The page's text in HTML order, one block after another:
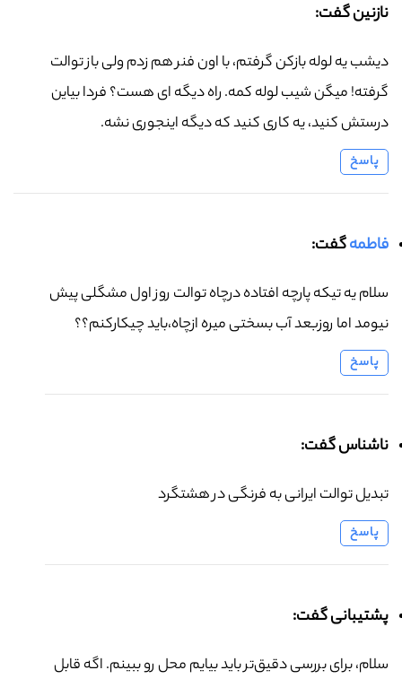
نازنین گفت:
دیشب یه لوله بازکن گرفتم، با اون فنر هم زدم ولی باز توالت
گرفته! میگن شیب لوله کمه. راه دیگه ای هست؟ فردا بیاین
درستش کنید، یه کاری کنید که دیگه اینجوری نشه.
پاسخ
فاطمهگفت:
سلام یه تیکه پارچه افتاده درچاه توالت روز اول مشگلی پیش
نیومد اما روزبعد آب بسختی میره ازچاه،باید چیکارکنم؟؟
پاسخ
ناشناس گفت:
تبدیل توالت ایرانی به فرنگی در هشتگرد
پاسخ
پشتیبانی گفت:
سلام، برای بررسی دقیق‌تر باید بیایم محل رو ببینم. اگه قابل